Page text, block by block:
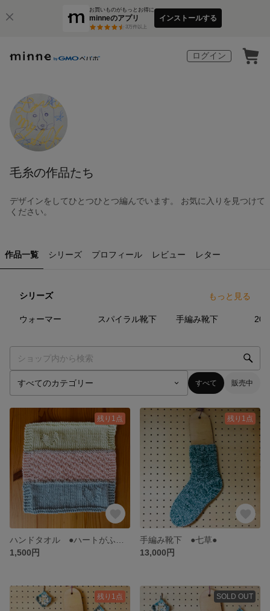
お買いものがもっとお得に
minneのアプリ
3万件以上
インストールする
ログイン
毛糸の作品たち
デザインをしてひとつひとつ編んでいます。 お気に入りを見つけて
ください。
作品一覧 シリーズ プロフィール レビュー レター
シリーズ もっと見る
ウォーマー スパイラル靴下 手編み靴下
すべて 販売中
残り1点
1,500円
残り1点
手編み靴下 ●七草●
13,000円
残り1点 SOLD OUT